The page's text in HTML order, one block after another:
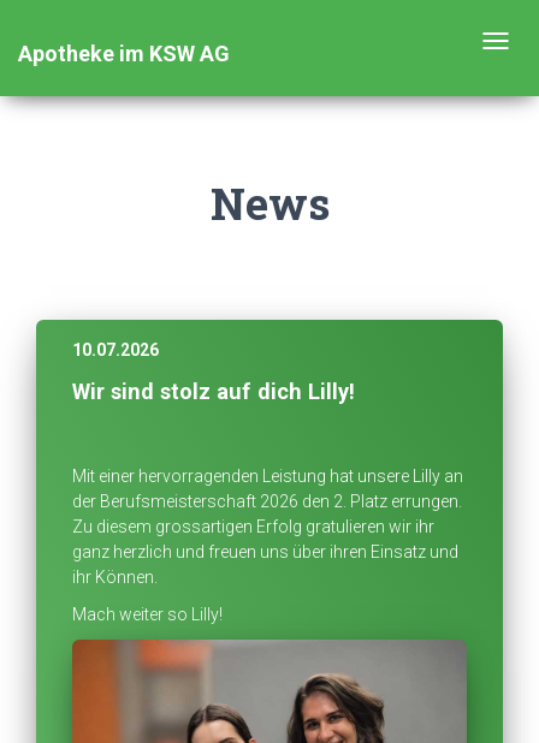
Apotheke im KSW AG
News
10.07.2026
Wir sind stolz auf dich Lilly!
Mit einer hervorragenden Leistung hat unsere Lilly an
der Berufsmeisterschaft 2026 den 2. Platz errungen.
Zu diesem grossartigen Erfolg gratulieren wir ihr
ganz herzlich und freuen uns über ihren Einsatz und
ihr Können.
Mach weiter so Lilly!